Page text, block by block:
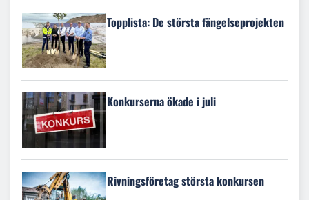
Topplista: De största fängelseprojekten
Konkurserna ökade i juli
Rivningsföretag största konkursen